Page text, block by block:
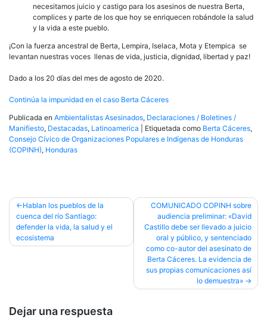
necesitamos juicio y castigo para los asesinos de nuestra Berta,
complices y parte de los que hoy se enriquecen robándole la salud
y la vida a este pueblo.
¡Con la fuerza ancestral de Berta, Lempira, Iselaca, Mota y Etempica se
levantan nuestras voces llenas de vida, justicia, dignidad, libertad y paz!
Dado a los 20 días del mes de agosto de 2020.
Continúa la impunidad en el caso Berta Cáceres
Publicada en Ambientalistas Asesinados, Declaraciones / Boletines /
Manifiesto, Destacadas, Latinoamerica Etiquetada como Berta Cáceres,
Consejo Cívico de Organizaciones Populares e Indígenas de Honduras
(COPINH), Honduras
Navegación
de
entradas
Hablan los pueblos de la
cuenca del río Santiago:
defender la vida, la salud y el
ecosistema
COMUNICADO COPINH sobre
audiencia preliminar: «David
Castillo debe ser llevado a juicio
oral y público, y sentenciado
como co-autor del asesinato de
Berta Cáceres. La evidencia de
sus propias comunicaciones así
lo demuestra»
Dejar una respuesta